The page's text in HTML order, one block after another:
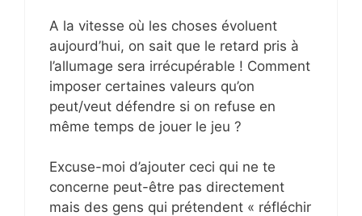
A la vitesse où les choses évoluent
aujourd’hui, on sait que le retard pris à
l’allumage sera irrécupérable ! Comment
imposer certaines valeurs qu’on
peut/veut défendre si on refuse en
même temps de jouer le jeu ?
Excuse-moi d’ajouter ceci qui ne te
concerne peut-être pas directement
mais des gens qui prétendent « réfléchir